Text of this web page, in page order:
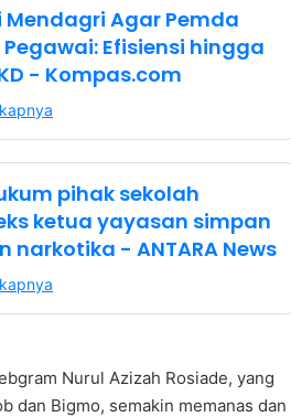
Mendagri Agar Pemda
Pegawai: Efisiensi hingga
- Kompas.com
pihak sekolah
ketua yayasan simpan
narkotika - ANTARA News
Nurul Azizah Rosiade, yang
dan Bigmo, semakin memanas dan